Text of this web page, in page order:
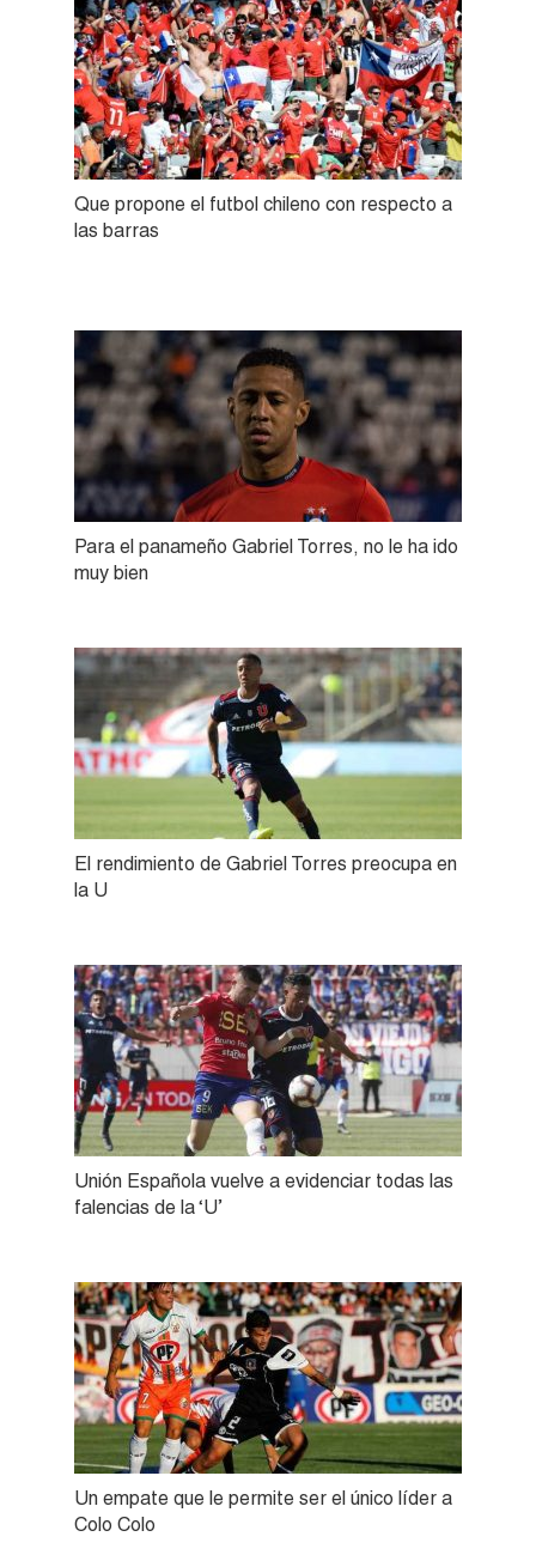
Que propone el futbol chileno con respecto a
las barras
Para el panameño Gabriel Torres, no le ha ido
muy bien
El rendimiento de Gabriel Torres preocupa en
la U
Unión Española vuelve a evidenciar todas las
falencias de la ‘U’
Un empate que le permite ser el único líder a
Colo Colo